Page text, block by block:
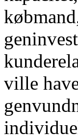
ville